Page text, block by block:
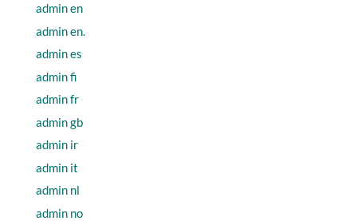
admin en
admin en.
admin es
admin fi
admin fr
admin gb
admin ir
admin it
admin nl
admin no